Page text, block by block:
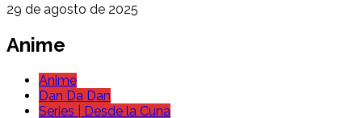
29 de agosto de 2025
Anime
Anime
Dan Da Dan
Series | Desde la Cuna